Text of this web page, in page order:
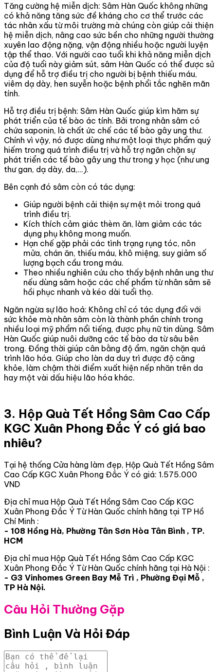
Tăng cường hệ miễn dịch: Sâm Hàn Quốc không những
có khả năng tăng sức đề kháng cho cơ thể trước các
tác nhân xấu từ môi trường mà chúng còn giúp cải thiện
hệ miễn dịch, nâng cao sức bền cho những người thường
xuyên lao động nặng, vận động nhiều hoặc người luyện
tập thể thao. Với người cao tuổi khi khả năng miễn dịch
của độ tuổi này giảm sút, sâm Hàn Quốc có thể được sử
dụng để hỗ trợ điều trị cho người bị bệnh thiếu máu,
viêm dạ dày, hen suyễn hoặc bệnh phổi tắc nghẽn mãn
tính.
Hỗ trợ điều trị bệnh: Sâm Hàn Quốc giúp kìm hãm sự
phát triển của tế bào ác tính. Bởi trong nhân sâm có
chứa saponin, là chất ức chế các tế bào gây ung thư.
Chính vì vậy, nó được dùng như một loại thực phẩm quý
hiếm trong quá trình điều trị và hỗ trợ ngăn chặn sự
phát triển các tế bào gây ung thư trong y học (như ung
thư gan, dạ dày, da,...).
Bên cạnh đó sâm còn có tác dụng:
Giúp người bệnh cải thiện sự mệt mỏi trong quá
trình điều trị.
Kích thích cảm giác thèm ăn, làm giảm các tác
dụng phụ không mong muốn.
Hạn chế gặp phải các tình trạng rụng tóc, nôn
mửa, chán ăn, thiếu máu, khô miệng, suy giảm số
lượng bạch cầu trong máu.
Theo nhiều nghiên cứu cho thấy bệnh nhân ung thư
nếu dùng sâm hoặc các chế phẩm từ nhân sâm sẽ
hồi phục nhanh và kéo dài tuổi thọ.
Ngăn ngừa sự lão hoá: Không chỉ có tác dụng đối với
sức khỏe mà nhân sâm còn là thành phần chính trong
nhiều loại mỹ phẩm nổi tiếng, được phụ nữ tin dùng. Sâm
Hàn Quốc giúp nuôi dưỡng các tế bào da từ sâu bên
trong. Đồng thời giúp cân bằng độ ẩm, ngăn chặn quá
trình lão hóa. Giúp cho làn da duy trì được độ căng
khỏe, làm chậm thời điểm xuất hiện nếp nhăn trên da
hay một vài dấu hiệu lão hóa khác.
3. Hộp Quà Tết Hồng Sâm Cao Cấp
KGC Xuân Phong Đắc Ý có giá bao
nhiêu?
Tại hệ thống Cửa hàng làm đẹp, Hộp Quà Tết Hồng Sâm
Cao Cấp KGC Xuân Phong Đắc Ý có giá: 1.575.000
VND
Địa chỉ mua Hộp Quà Tết Hồng Sâm Cao Cấp KGC
Xuân Phong Đắc Ý Từ Hàn Quốc chính hãng tại TP Hồ
Chí Minh :
- 108 Hồng Hà, Phường Tân Sơn Hòa Tân Bình , TP.
HCM
Địa chỉ mua Hộp Quà Tết Hồng Sâm Cao Cấp KGC
Xuân Phong Đắc Ý Từ Hàn Quốc chính hãng tại Hà Nội :
- G3 Vinhomes Green Bay Mễ Trì , Phường Đại Mỗ ,
TP Hà Nội.
Câu Hỏi Thường Gặp
Bình Luận Và Hỏi Đáp